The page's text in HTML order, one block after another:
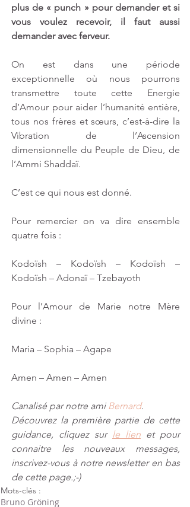
plus de « punch » pour demander et si
vous voulez recevoir, il faut aussi
demander avec ferveur.
On est dans une période
exceptionnelle où nous pourrons
transmettre toute cette Energie
d’Amour pour aider l’humanité entière,
tous nos frères et sœurs, c’est-à-dire la
Vibration de l’Ascension
dimensionnelle du Peuple de Dieu, de
l’Ammi Shaddaï.
C’est ce qui nous est donné.
Pour remercier on va dire ensemble
quatre fois :
Kodoïsh – Kodoïsh – Kodoïsh –
Kodoïsh – Adonaï – Tzebayoth
Pour l’Amour de Marie notre Mère
divine :
Maria – Sophia – Agape
Amen – Amen – Amen
Canalisé par notre ami Bernard​.
Découvrez la première partie de cette
guidance, cliquez sur le lien et pour
connaitre les nouveaux messages,
inscrivez-vous à notre newsletter en bas
de cette page.;-)
Mots-clés :
Bruno Gröning